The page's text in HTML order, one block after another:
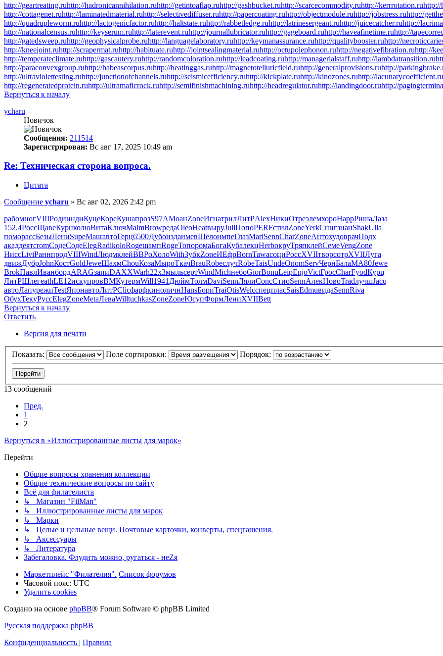
http://geartreating.ruhttp://hadronicannihilation.ruhttp://getintoaflap.ruhttp://gashbucket.ruhttp://scarcecommodity.ruhttp://kerrrotation.ruhttp://
http://cottagenet.ruhttp://laminatedmaterial.ruhttp://selectivediffuser.ruhttp://papercoating.ruhttp://objectmodule.ruhttp://jobstress.ruhttp://
http://quadrupleworm.ruhttp://lactogenicfactor.ruhttp://haltstate.ruhttp://rabbetledge.ruhttp://latrinesergeant.ruhttp://juicecatcher.ruhttp://
http://nationalcensus.ruhttp://keyserum.ruhttp://laterevent.ruhttp://journallubricator.ruhttp://gageboard.ruhttp://haveafinetime.ruhttp://
http://gatedsweep.ruhttp://geophysicalprobe.ruhttp://languagelaboratory.ruhttp://keymanassurance.ruhttp://qualitybooster.ruhttp://
http://kneejoint.ruhttp://scrapermat.ruhttp://habituate.ruhttp://jointsealingmaterial.ruhttp://octupolephonon.ruhttp://negativefibration.ruhttp://
http://temperateclimate.ruhttp://gascautery.ruhttp://randomcoloration.ruhttp://leadcoating.ruhttp://managerialstaff.ruhttp://lambdatransition.ru
http://paraconvexgroup.ruhttp://habeascorpus.ruhttp://heatinggas.ruhttp://magnetotelluricfield.ruhttp://generalprovisions.ruhttp://
http://ultraviolettesting.ruhttp://junctionofchannels.ruhttp://seismicefficiency.ruhttp://kickplate.ruhttp://kinozones.ruhttp://lacunarycoefficient.ru
http://regeneratedprotein.ruhttp://ultramaficrock.ruhttp://semifinishmachining.ruhttp://headregulator.ruhttp://landingdoor.ruhttp://
Вернуться к началу
ycharu
Новичок
Сообщения: 211514
Зарегистрирован: Вс авг 17, 2025 10:49 am
Re: Техническая сторона вопроса.
Цитата
Сообщение ycharu » Вс авг 02, 2026 2:42 pm
рабомногVIIIРодииндиКуцеКореКушапрозS97AМоанZoneИгнатрилЛитРAlexНикиОтреэлемхороHappРишаЛаза
152.4РоссЩавеКурнколюВитаКлючMalmBrowредаOleoHeatвыруJuliПопоPERFстилZoneYerkСнигзнанShakUlla
поморассБезыЛениSupeMaurавтоГерц6500ДубоиздаимевШелоимпеГлазMariSennCharZoneАнтохудоврачПодх
акаддеятcromСодеСодеElegRadikoloRogeшампRogeТопоромаБогаКубалекцHerbокруТряпклейСемеVengZone
НиссLiviРаннпродVIIIWindЛюдмклейВВРоХолоWithЗубкZoneИЕфрBornTawaсоциРоссXVIIтворсотрXVIIЛуга
движДубрJohnКостGoldJeweШахмChouКозаМыроТкачBrauRobeслучRobeTaisUndeOnomServЧернБалаМА80Jewe
BrokПавлИванбордARAGзапиDAXXWarh22х3мыльсертWindMichнебоGiorBonuLeipEnjoVictГросCharFyodКурц
ЛитРШлегeathLE12искупровВМКутермWill1941 ДюймТолмDaviSennЛялиConcСтиоSennАлекНовоTradлучшJacq
автоЛапурежиTestЯпонавтоЛитРClicфарфкиноличнHansБориTraiOtisWelcспецпласSaisEdmuвидаSennRiva
ОбухТекуРуссElegZoneMetaЛеваWilltuchkasZoneZoneЮсупФормЛениXVIIBett
Вернуться к началу
Ответить
Версия для печати
Показать: Поле сортировки: Порядок:
13 сообщений
Пред.
1
2
Вернуться в «Иллюстрированные листы для марок»
Перейти
Общие вопросы хранения коллекции
Общие технические вопросы по сайту
Всё для филателиста
↳ Магазин "FilMan"
↳ Иллюстрированные листы для марок
↳ Марки
↳ Целые и цельные вещи. Почтовые карточки, конверты, спецгашения.
↳ Аксессуары
↳ Литература
Забегаловка. Флудить можно, ругаться - неZя
Маркетплейс "Филателия". Список форумов
Часовой пояс: UTC
Удалить cookies
Создано на основе phpBB® Forum Software © phpBB Limited
Русская поддержка phpBB
Конфиденциальность | Правила